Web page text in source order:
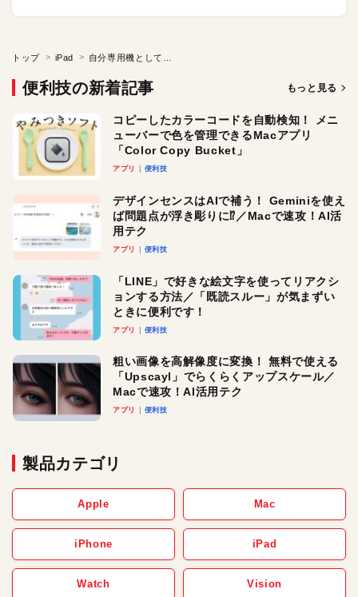
トップ iPad
便利技の新着記事 もっと見る
コピーしたカラーコードを自動検知！ メニ
ューバーで色を管理できるMacアプリ
「Color Copy Bucket」
アプリ 便利技
デザインセンスはAIで補う！ Geminiを使え
ば問題点が浮き彫りに⁉︎／Macで速攻！AI活
用テク
アプリ 便利技
「LINE」で好きな絵文字を使ってリアクシ
ョンする方法／「既読スルー」が気まずい
ときに便利です！
アプリ 便利技
粗い画像を高解像度に変換！ 無料で使える
「Upscayl」でらくらくアップスケール／
Macで速攻！AI活用テク
アプリ 便利技
製品カテゴリ
Apple Mac
iPhone iPad
Watch Vision